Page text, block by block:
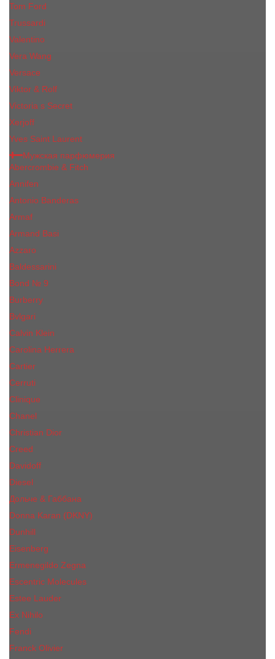
Tom Ford
Trussardi
Valentino
Vera Wang
Versace
Viktor & Rolf
Victoria s Secret
Xerjoff
Yves Saint Laurent
Мужская парфюмерия
Abercrombie & Fitch
Annifen
Antonio Banderas
Armaf
Armand Basi
Azzaro
Baldessarini
Bond № 9
Burberry
Bvlgari
Calvin Klein
Carolina Herrera
Cartier
Cerruti
Сliniquе
Chanel
Christian Dior
Creed
Davidoff
Diesel
Дольче & Габбана
Donna Karan (DKNY)
Dunhill
Eisenberg
Ermenegildo Zegna
Escentric Molecules
Еsteе Lаudеr
Ex Nihilo
Fendi
Franck Olivier